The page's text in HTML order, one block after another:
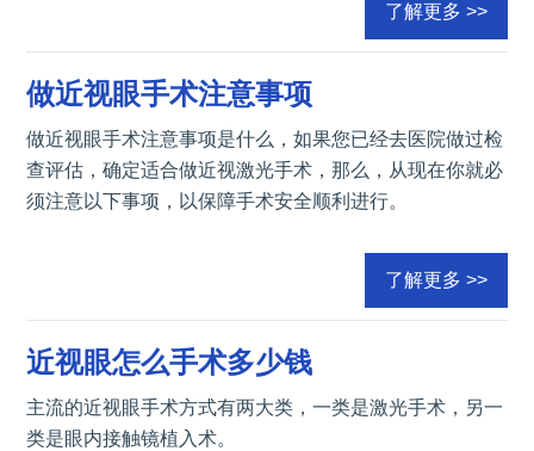
了解更多 >>
做近视眼手术注意事项
做近视眼手术注意事项是什么，如果您已经去医院做过检
查评估，确定适合做近视激光手术，那么，从现在你就必
须注意以下事项，以保障手术安全顺利进行。
了解更多 >>
近视眼怎么手术多少钱
主流的近视眼手术方式有两大类，一类是激光手术，另一
类是眼内接触镜植入术。